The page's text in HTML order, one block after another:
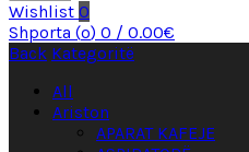
Wishlist 0
Shporta (o) 0 / 0.00€
Back Kategoritë
All
Ariston
APARAT KAFEJE